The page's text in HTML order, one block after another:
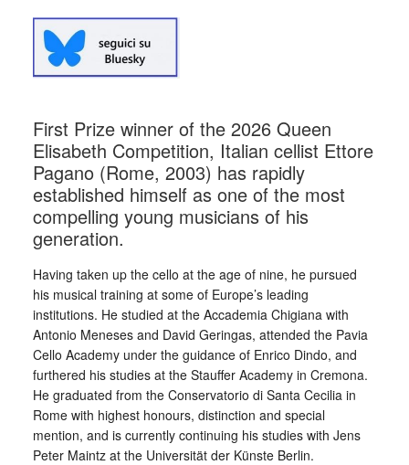
First Prize winner of the 2026 Queen
Elisabeth Competition, Italian cellist Ettore
Pagano (Rome, 2003) has rapidly
established himself as one of the most
compelling young musicians of his
generation.
Having taken up the cello at the age of nine, he pursued
his musical training at some of Europe’s leading
institutions. He studied at the Accademia Chigiana with
Antonio Meneses and David Geringas, attended the Pavia
Cello Academy under the guidance of Enrico Dindo, and
furthered his studies at the Stauffer Academy in Cremona.
He graduated from the Conservatorio di Santa Cecilia in
Rome with highest honours, distinction and special
mention, and is currently continuing his studies with Jens
Peter Maintz at the Universität der Künste Berlin.